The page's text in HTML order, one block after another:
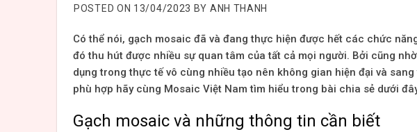
POSTED ON 13/04/2023 BY ANH THANH
Có thể nói, gạch mosaic đã và đang thực hiện được hết các chức
đó thu hút được nhiều sự quan tâm của tất cả mọi người. Bởi cũng
dụng trong thực tế vô cùng nhiều tạo nên không gian hiện đại và sang
phù hợp hãy cùng Mosaic Việt Nam tìm hiểu trong bài chia sẻ dưới
Gạch mosaic và những thông tin cần biết